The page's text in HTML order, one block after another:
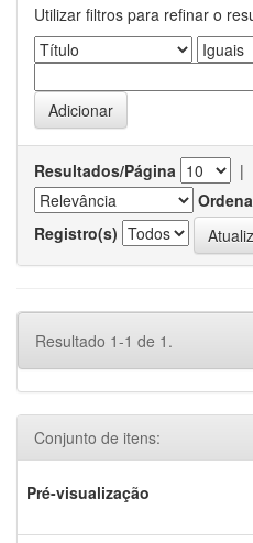
Utilizar filtros para refinar o
Resultados/Página |
Registro(s)
Resultado 1-1 de 1.
Conjunto de itens:
Pré-visualização